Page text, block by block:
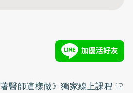
醫師這樣做》獨家線上課程 12